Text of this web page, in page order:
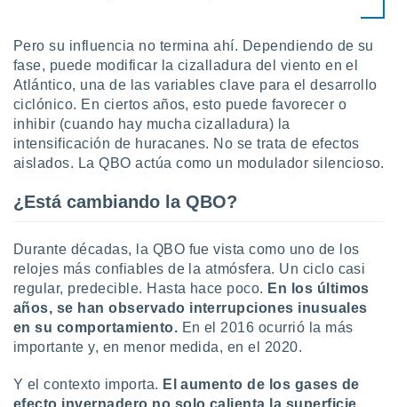
Pero su influencia no termina ahí. Dependiendo de su
fase, puede modificar la cizalladura del viento en el
Atlántico, una de las variables clave para el desarrollo
ciclónico. En ciertos años, esto puede favorecer o
inhibir (cuando hay mucha cizalladura) la
intensificación de huracanes. No se trata de efectos
aislados. La QBO actúa como un modulador silencioso.
¿Está cambiando la QBO?
Durante décadas, la QBO fue vista como uno de los
relojes más confiables de la atmósfera. Un ciclo casi
regular, predecible. Hasta hace poco. En los últimos
años, se han observado interrupciones inusuales
en su comportamiento. En el 2016 ocurrió la más
importante y, en menor medida, en el 2020.
Y el contexto importa. El aumento de los gases de
efecto invernadero no solo calienta la superficie,